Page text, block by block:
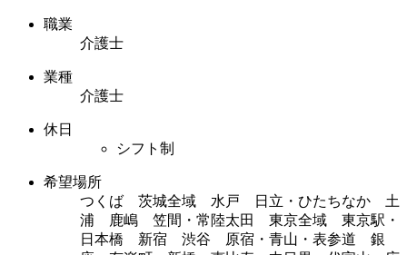
職業
介護士
業種
介護士
休日
シフト制
希望場所
つくば 茨城全域 水戸 日立・ひたちなか 土
浦 鹿嶋 笠間・常陸太田 東京全域 東京駅・
日本橋 新宿 渋谷 原宿・青山・表参道 銀